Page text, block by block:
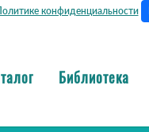
конфиденциальности
Библиотека